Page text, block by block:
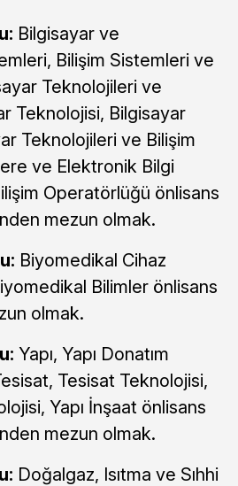
Bilgisayar ve
Bilişim Sistemleri ve
Teknolojileri ve
Teknolojisi, Bilgisayar
Teknolojileri ve Bilişim
ve Elektronik Bilgi
Operatörlüğü önlisans
mezun olmak.
Biyomedikal Cihaz
Bilimler önlisans
olmak.
Yapı, Yapı Donatım
Tesisat Teknolojisi,
Yapı İnşaat önlisans
mezun olmak.
Doğalgaz, Isıtma ve Sıhhi